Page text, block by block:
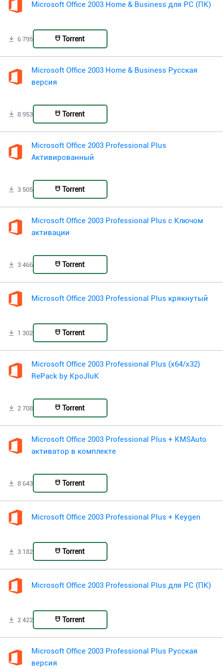
Microsoft Office 2003 Home & Business для PC (ПК)
6 795 Torrent
Microsoft Office 2003 Home & Business Русская
версия
8 953 Torrent
Microsoft Office 2003 Professional Plus
Активированный
3 505 Torrent
Microsoft Office 2003 Professional Plus с Ключом
активации
3 466 Torrent
Microsoft Office 2003 Professional Plus крякнутый
1 302 Torrent
Microsoft Office 2003 Professional Plus (x64/x32)
RePack by KpoJIuK
2 708 Torrent
Microsoft Office 2003 Professional Plus + KMSAuto
активатор в комплекте
8 643 Torrent
Microsoft Office 2003 Professional Plus + Keygen
3 182 Torrent
Microsoft Office 2003 Professional Plus для PC (ПК)
2 422 Torrent
Microsoft Office 2003 Professional Plus Русская
версия